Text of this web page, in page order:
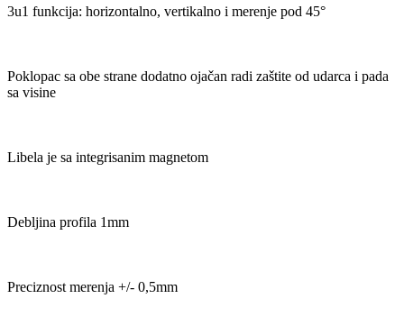
3u1 funkcija: horizontalno, vertikalno i merenje pod 45°
Poklopac sa obe strane dodatno ojačan radi zaštite od udarca i pada
sa visine
Libela je sa integrisanim magnetom
Debljina profila 1mm
Preciznost merenja +/- 0,5mm